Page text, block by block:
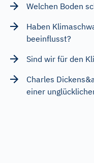
Welchen Boden
Haben
beeinflusst?
Sind wir für den
Charles
einer